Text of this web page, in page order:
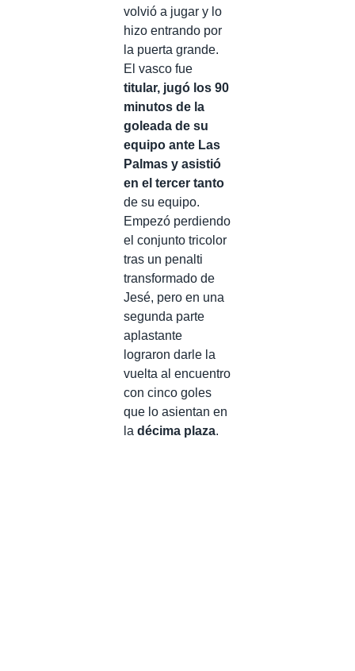
volvió a jugar y lo
hizo entrando por
la puerta grande.
El vasco fue
titular, jugó los 90
minutos de la
goleada de su
equipo ante Las
Palmas y asistió
en el tercer tanto
de su equipo.
Empezó perdiendo
el conjunto tricolor
tras un penalti
transformado de
Jesé, pero en una
segunda parte
aplastante
lograron darle la
vuelta al encuentro
con cinco goles
que lo asientan en
la décima plaza.